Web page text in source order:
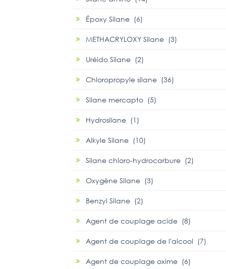
Époxy Silane (6)
METHACRYLOXY Silane (3)
Uréido Silane (2)
Chloropropyle silane (36)
Silane mercapto (5)
Hydrosilane (1)
Alkyle Silane (10)
Silane chloro-hydrocarbure (2)
Oxygène Silane (3)
Benzyl Silane (2)
Agent de couplage acide (8)
Agent de couplage de l'alcool (7)
Agent de couplage oxime (6)